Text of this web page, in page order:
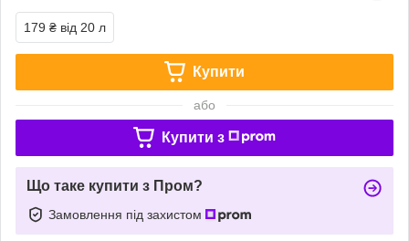
179 ₴ від 20 л
Купити
або
Купити з
Що таке купити з Пром?
Замовлення під захистом